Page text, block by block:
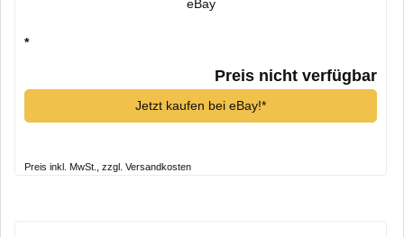
eBay
*
Preis nicht verfügbar
Jetzt kaufen bei eBay!*
Preis inkl. MwSt., zzgl. Versandkosten